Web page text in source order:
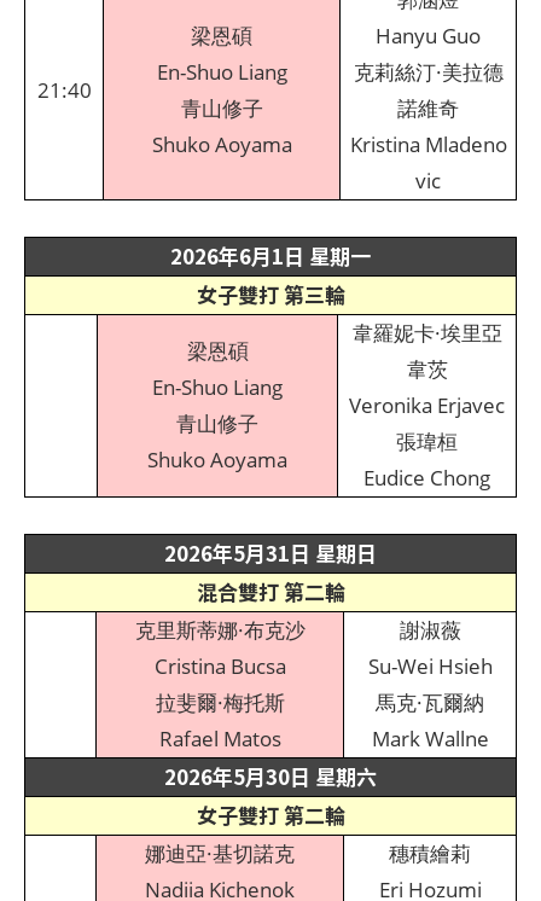
21:40
梁恩碩
En-Shuo Liang
青山修子
Shuko Aoyama
Hanyu Guo
克莉絲汀·美拉德
諾維奇
Kristina Mladeno
vic
2026年6月1日 星期一
女子雙打 第三輪
梁恩碩
En-Shuo Liang
青山修子
Shuko Aoyama
韋羅妮卡·埃里亞
韋茨
Veronika Erjavec
張瑋桓
Eudice Chong
2026年5月31日 星期日
混合雙打 第二輪
克里斯蒂娜·布克沙
Cristina Bucsa
拉斐爾·梅托斯
Rafael Matos
謝淑薇
Su-Wei Hsieh
馬克·瓦爾納
Mark Wallne
2026年5月30日 星期六
女子雙打 第二輪
娜迪亞·基切諾克
Nadiia Kichenok
穗積繪莉
Eri Hozumi